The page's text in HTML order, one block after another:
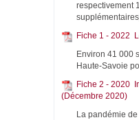
respectivement
Fiche 1 - 2022
Environ 41 000
Haute-Savoie
Fiche 2 - 2020
(Décembre 2020)
La pandémie